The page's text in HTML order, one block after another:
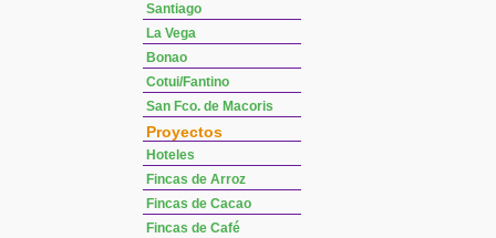
Santiago
La Vega
Bonao
Cotui/Fantino
San Fco. de Macoris
Proyectos
Hoteles
Fincas de Arroz
Fincas de Cacao
Fincas de Café